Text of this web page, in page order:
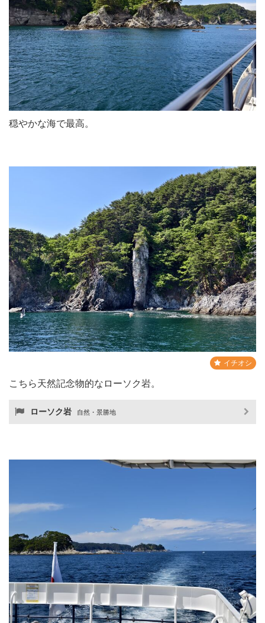
穏やかな海で最高。
イチオシ
こちら天然記念物的なローソク岩。
ローソク岩 自然・景勝地